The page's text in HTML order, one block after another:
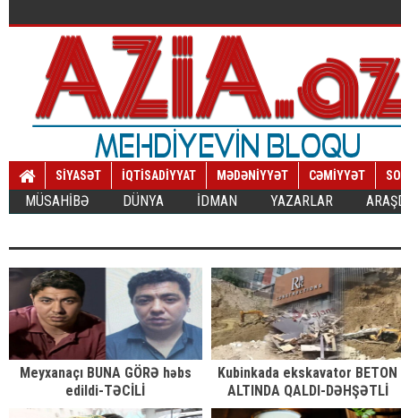
SİYASƏT İQTİSADİYYAT MƏDƏNİYYƏT CƏMİYYƏT
MÜSAHİBƏ DÜNYA İDMAN YAZARLAR
Meyxanaçı BUNA GÖRƏ həbs
edildi-TƏCİLİ
Kubinkada ekskavator BETON
ALTINDA QALDI-DƏHŞƏTLİ
OLAY